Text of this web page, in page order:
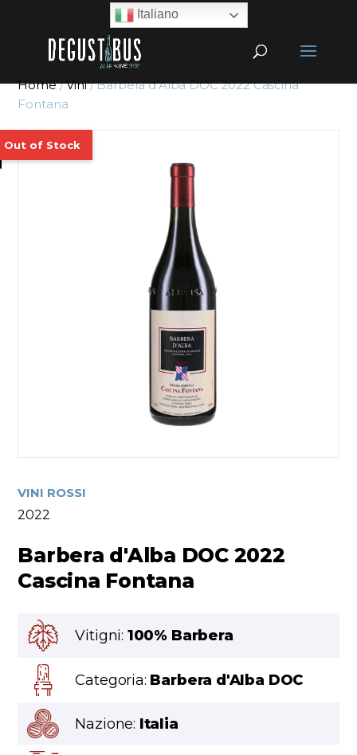
Home/Vini/ Barbera d’Alba DOC 2022 Cascina
Fontana
VINI ROSSI
2022
Barbera d'Alba DOC 2022
Cascina Fontana
Vitigni: 100% Barbera
Categoria: Barbera d'Alba DOC
Nazione: Italia
Italiano